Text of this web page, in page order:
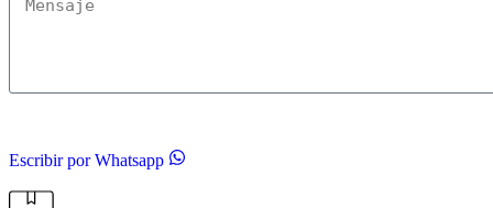
Escribir por Whatsapp